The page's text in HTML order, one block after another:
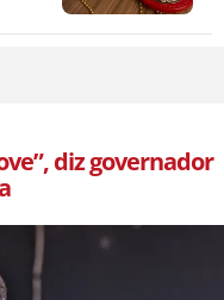
diz governador